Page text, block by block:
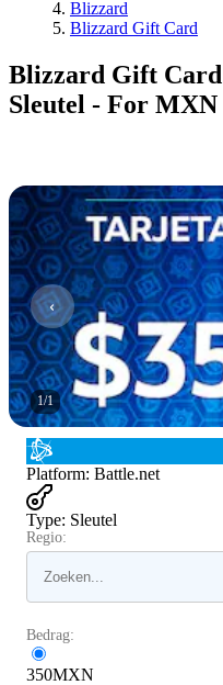
Blizzard
Blizzard Gift Card
Blizzard Gift
Sleutel - For
1/1
Platform: Battle.net
Type: Sleutel
Regio:
Bedrag:
350MXN